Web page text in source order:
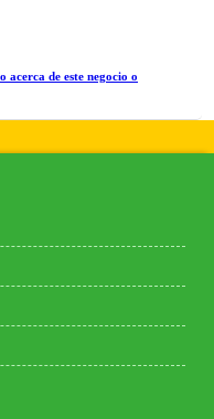
acerca de este negocio o